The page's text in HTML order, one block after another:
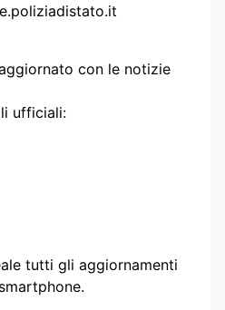
con le notizie
ufficiali:
tutti gli aggiornamenti